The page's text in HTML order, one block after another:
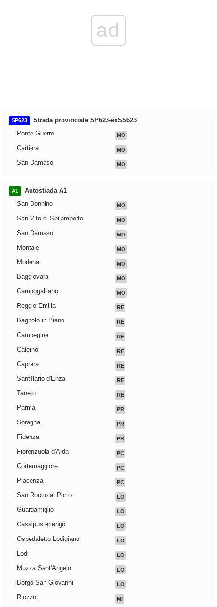
ad
SP623
Strada provinciale SP623-exSS623
Ponte Guerro
MO
Cartiera MO
San Damaso MO
A1
Autostrada A1
San Donnino
MO
San Vito di Spilamberto MO
San Damaso MO
Montale MO
Modena MO
Baggiovara MO
Campogalliano MO
Reggio Emilia RE
Bagnolo in Piano RE
Campegine RE
Calerno RE
Caprara RE
Sant'Ilario d'Enza RE
Taneto RE
Parma PR
Soragna PR
Fidenza PR
Fiorenzuola d'Arda PC
Cortemaggiore PC
Piacenza PC
San Rocco al Porto LO
Guardamiglio LO
Casalpusterlengo LO
Ospedaletto Lodigiano LO
Lodi LO
Muzza Sant'Angelo LO
Borgo San Giovanni LO
Riozzo MI